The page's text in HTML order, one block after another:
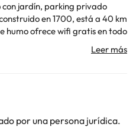
jardín, parking privado
en 1700, está a 40 km
humo ofrece wifi gratis en todo
antelación de tu hora prevista
datos de contacto
reserva.
por una persona jurídica.